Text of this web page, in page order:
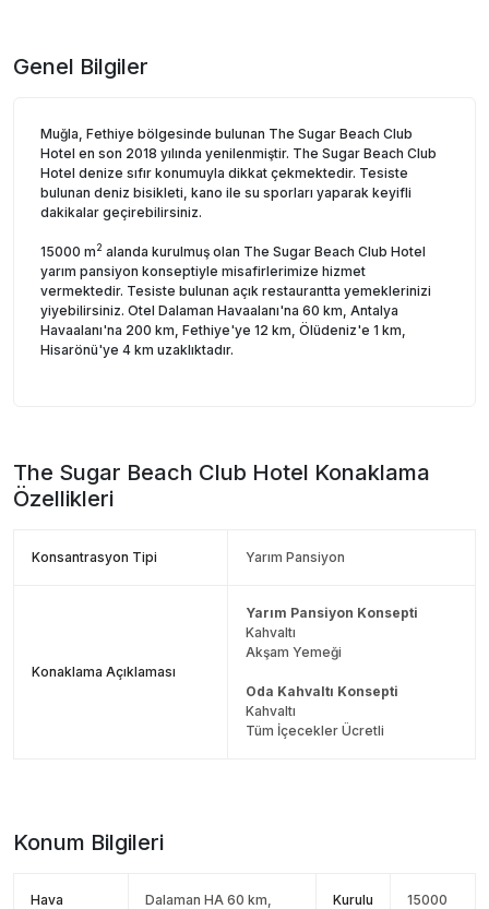
Genel Bilgiler
Muğla, Fethiye bölgesinde bulunan The Sugar Beach Club
Hotel en son 2018 yılında yenilenmiştir. The Sugar Beach Club
Hotel denize sıfır konumuyla dikkat çekmektedir. Tesiste
bulunan deniz bisikleti, kano ile su sporları yaparak keyifli
dakikalar geçirebilirsiniz.
15000 m2 alanda kurulmuş olan The Sugar Beach Club Hotel
yarım pansiyon konseptiyle misafirlerimize hizmet
vermektedir. Tesiste bulunan açık restaurantta yemeklerinizi
yiyebilirsiniz. Otel Dalaman Havaalanı'na 60 km, Antalya
Havaalanı'na 200 km, Fethiye'ye 12 km, Ölüdeniz'e 1 km,
Hisarönü'ye 4 km uzaklıktadır.
The Sugar Beach Club Hotel Konaklama
Özellikleri
Konsantrasyon Tipi Yarım Pansiyon
Konaklama Açıklaması
Yarım Pansiyon Konsepti
Kahvaltı
Akşam Yemeği
Oda Kahvaltı Konsepti
Kahvaltı
Tüm İçecekler Ücretli
Konum Bilgileri
Hava Dalaman HA 60 km, Kurulu 15000